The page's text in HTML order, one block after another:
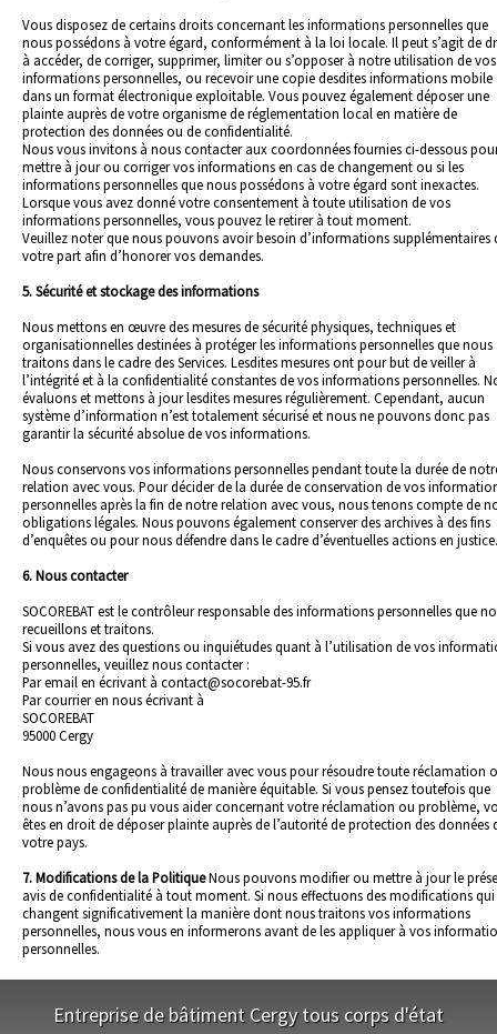
Vous disposez de certains droits concernant les informations personnelles que
nous possédons à votre égard, conformément à la loi locale. Il peut s’agit de
à accéder, de corriger, supprimer, limiter ou s’opposer à notre utilisation de vos
informations personnelles, ou recevoir une copie desdites informations mobile
dans un format électronique exploitable. Vous pouvez également déposer une
plainte auprès de votre organisme de réglementation local en matière de
protection des données ou de confidentialité.
Nous vous invitons à nous contacter aux coordonnées fournies ci-dessous
mettre à jour ou corriger vos informations en cas de changement ou si les
informations personnelles que nous possédons à votre égard sont inexactes.
Lorsque vous avez donné votre consentement à toute utilisation de vos
informations personnelles, vous pouvez le retirer à tout moment.
Veuillez noter que nous pouvons avoir besoin d’informations supplémentaires
votre part afin d’honorer vos demandes.
5. Sécurité et stockage des informations
Nous mettons en œuvre des mesures de sécurité physiques, techniques et
organisationnelles destinées à protéger les informations personnelles que nous
traitons dans le cadre des Services. Lesdites mesures ont pour but de veiller à
l’intégrité et à la confidentialité constantes de vos informations personnelles.
évaluons et mettons à jour lesdites mesures régulièrement. Cependant, aucun
système d’information n’est totalement sécurisé et nous ne pouvons donc pas
garantir la sécurité absolue de vos informations.
Nous conservons vos informations personnelles pendant toute la durée de
relation avec vous. Pour décider de la durée de conservation de vos
personnelles après la fin de notre relation avec vous, nous tenons compte de
obligations légales. Nous pouvons également conserver des archives à des fins
d’enquêtes ou pour nous défendre dans le cadre d’éventuelles actions en justice.
6. Nous contacter
SOCOREBAT est le contrôleur responsable des informations personnelles que
recueillons et traitons.
Si vous avez des questions ou inquiétudes quant à l’utilisation de vos
personnelles, veuillez nous contacter :
Par email en écrivant à contact@socorebat-95.fr
Par courrier en nous écrivant à
SOCOREBAT
95000 Cergy
Nous nous engageons à travailler avec vous pour résoudre toute réclamation
problème de confidentialité de manière équitable. Si vous pensez toutefois que
nous n’avons pas pu vous aider concernant votre réclamation ou problème,
êtes en droit de déposer plainte auprès de l’autorité de protection des données
votre pays.
7. Modifications de la PolitiqueNous pouvons modifier ou mettre à jour le
avis de confidentialité à tout moment. Si nous effectuons des modifications qui
changent significativement la manière dont nous traitons vos informations
personnelles, nous vous en informerons avant de les appliquer à vos
personnelles.
Entreprise de bâtiment Cergy tous corps d'état